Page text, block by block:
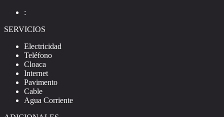
:
SERVICIOS
Electricidad
Teléfono
Cloaca
Internet
Pavimento
Cable
Agua Corriente